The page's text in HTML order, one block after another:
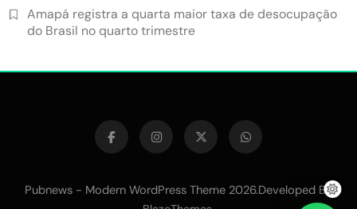
Amapá registra a quarta maior taxa de desocupação
do Brasil no quarto trimestre
Pubnews - Modern WordPress Theme 2026.Developed By